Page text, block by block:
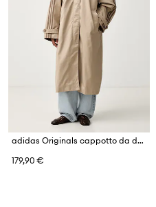
adidas Originals cappotto da donna con cotone
179,90 €